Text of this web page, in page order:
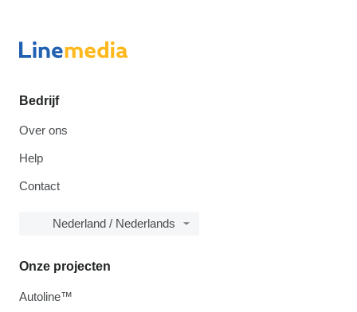
Bedrijf
Over ons
Help
Contact
Nederland / Nederlands
Onze projecten
Autoline™